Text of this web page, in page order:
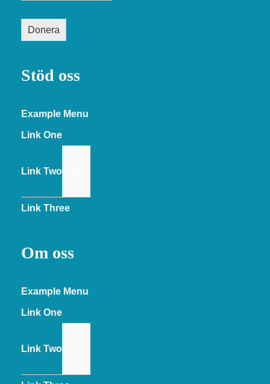
Donera
Stöd oss
Example Menu
Link One
Link Two
Link Three
Om oss
Example Menu
Link One
Link Two